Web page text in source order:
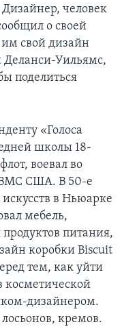
Дизайнер, человек
о своей
им свой дизайн
Деланси-Уильямс,
поделиться
«Голоса
школы 18-
воевал во
ВМС США. В 50-е
в Ньюарке
мебель,
питания,
коробки Biscuit
тем, как уйти
косметической
дизайнером.
кремов.